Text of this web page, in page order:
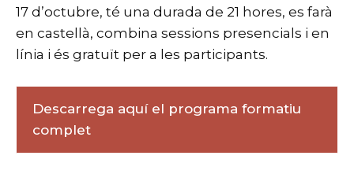
17 d’octubre, té una durada de 21 hores, es farà
en castellà, combina sessions presencials i en
línia i és gratuït per a les participants.
Descarrega aquí el programa formatiu
complet